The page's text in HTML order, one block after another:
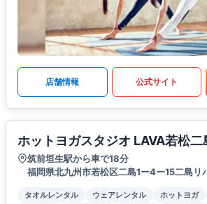
店舗情報 公式サイト
ホットヨガスタジオ LAVA若松二
筑前垣生駅から車で18分
福岡県北九州市若松区二島1ー4ー15二島リ
タオルレンタル ウェアレンタル ホットヨガ